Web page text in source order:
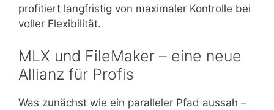
profitiert langfristig von maximaler Kontrolle bei
voller Flexibilität.
MLX und FileMaker – eine neue
Allianz für Profis
Was zunächst wie ein paralleler Pfad aussah –